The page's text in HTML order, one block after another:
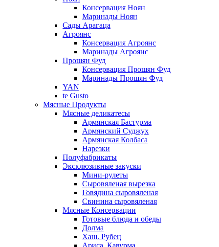
Консервация Ноян
Маринады Ноян
Сады Арагаца
Агроянс
Консервация Агроянс
Маринады Агроянс
Прошян Фуд
Консервация Прошян Фуд
Маринады Прошян Фуд
YAN
te Gusto
Мясные Продукты
Мясные деликатесы
Армянская Бастурма
Армянский Суджух
Армянская Колбаса
Нарезки
Полуфабрикаты
Эксклюзивные закуски
Мини-рулеты
Сыровяленая вырезка
Говядина сыровяленая
Свинина сыровяленая
Мясные Консервации
Готовые блюда и обеды
Долма
Хаш. Рубец
Ариса. Кавурма